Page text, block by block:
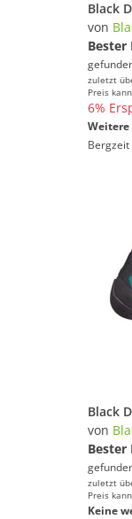
von
Bester
zuletzt
Preis
6%
Weitere
Bergzeit
von
Bester
zuletzt
Preis
Keine